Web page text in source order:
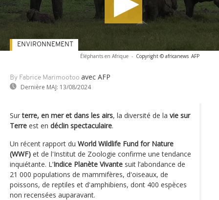
Éléphants en Afrique - Copyright © africanews AFP
By Fabrice Marimootoo avec AFP
Dernière MAJ: 13/08/2024
ENVIRONNEMENT
Surterre, en mer et dans les airs, la diversité de la vie sur
Terre est en déclin spectaculaire.
Un récent rapport du World Wildlife Fund for Nature
(WWF) et de l'Institut de Zoologie confirme une tendance
inquiétante. L’Indice Planète Vivante suit l’abondance de
21 000 populations de mammifères, d'oiseaux, de
poissons, de reptiles et d'amphibiens, dont 400 espèces
non recensées auparavant.